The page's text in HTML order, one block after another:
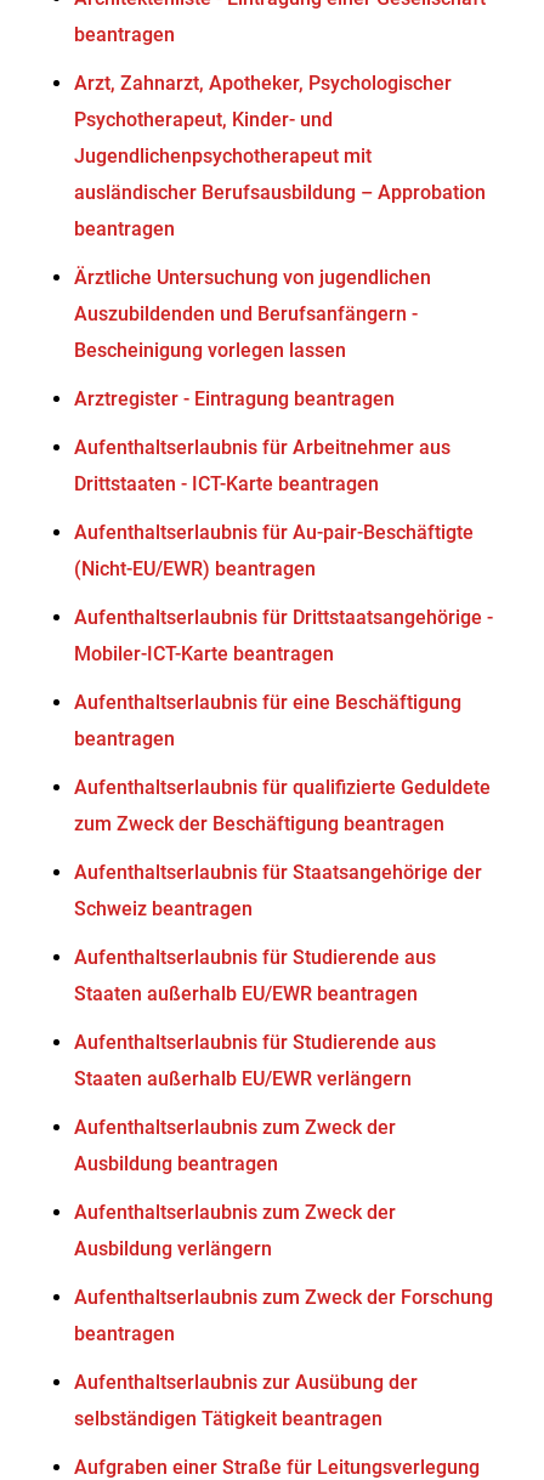
beantragen
Arzt, Zahnarzt, Apotheker, Psychologischer
Psychotherapeut, Kinder- und
Jugendlichenpsychotherapeut mit
ausländischer Berufsausbildung – Approbation
beantragen
Ärztliche Untersuchung von jugendlichen
Auszubildenden und Berufsanfängern -
Bescheinigung vorlegen lassen
Arztregister - Eintragung beantragen
Aufenthaltserlaubnis für Arbeitnehmer aus
Drittstaaten - ICT-Karte beantragen
Aufenthaltserlaubnis für Au-pair-Beschäftigte
(Nicht-EU/EWR) beantragen
Aufenthaltserlaubnis für Drittstaatsangehörige -
Mobiler-ICT-Karte beantragen
Aufenthaltserlaubnis für eine Beschäftigung
beantragen
Aufenthaltserlaubnis für qualifizierte Geduldete
zum Zweck der Beschäftigung beantragen
Aufenthaltserlaubnis für Staatsangehörige der
Schweiz beantragen
Aufenthaltserlaubnis für Studierende aus
Staaten außerhalb EU/EWR beantragen
Aufenthaltserlaubnis für Studierende aus
Staaten außerhalb EU/EWR verlängern
Aufenthaltserlaubnis zum Zweck der
Ausbildung beantragen
Aufenthaltserlaubnis zum Zweck der
Ausbildung verlängern
Aufenthaltserlaubnis zum Zweck der Forschung
beantragen
Aufenthaltserlaubnis zur Ausübung der
selbständigen Tätigkeit beantragen
Aufgraben einer Straße für Leitungsverlegung